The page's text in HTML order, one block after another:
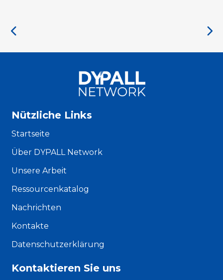
Nützliche Links
Startseite
Über DYPALL Network
Unsere Arbeit
Ressourcenkatalog
Nachrichten
Kontakte
Datenschutzerklärung
Kontaktieren Sie uns